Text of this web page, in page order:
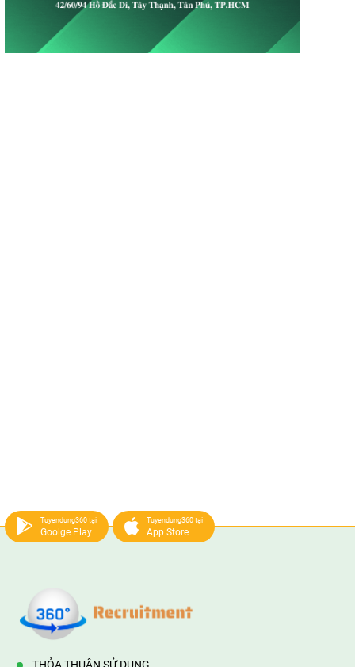
Tuyendung360 tại
Goolge Play
Tuyendung360 tại
App Store
THỎA THUẬN SỬ DỤNG